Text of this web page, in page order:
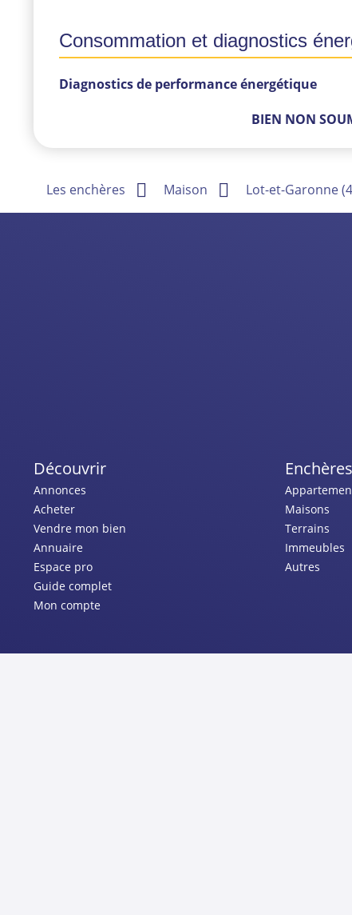
Au-delà de 200,000 € TTC 4,800 € + 3 % TTC
Consommation et diagnostics
Diagnostics de performance énergétique
BIEN NON
Les enchères Maison Lot-et-Garonne
Découvrir
Annonces
Acheter
Vendre mon bien
Annuaire
Espace pro
Guide complet
Mon compte
Maisons
Terrains
Immeubles
Autres